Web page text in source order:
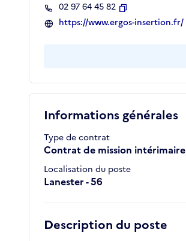
Informations générales
Type de contrat
Contrat de mission intérimaire
Localisation du poste
Lanester - 56
Description du poste
02 97 64 45 82
Copier
https://www.ergos-insertion.fr/